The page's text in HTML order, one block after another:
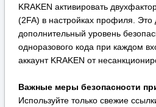
актуальность в проверенных
мошеннических сайтов,
сохраняйте ссылки в закладках
Дополните анонимность VPN для
создания дополнительного,
использовать надежный VPN-
скроет от вашего интернет-